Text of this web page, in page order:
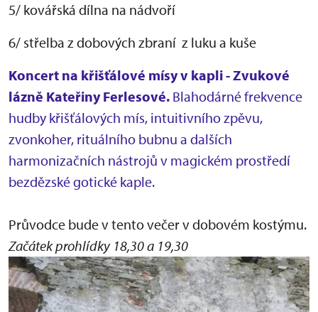
5/ kovářská dílna na nádvoří
6/ střelba z dobových zbraní z luku a kuše
Koncert na křišťálové mísy v kapli - Zvukové
lázně Kateřiny Ferlesové. Blahodárné frekvence
hudby křišťálových mís, intuitivního zpěvu,
zvonkoher, rituálního bubnu a dalších
harmonizačních nástrojů v magickém prostředí
bezdězské gotické kaple.
Průvodce bude v tento večer v dobovém kostýmu.
Začátek prohlídky 18,30 a 19,30